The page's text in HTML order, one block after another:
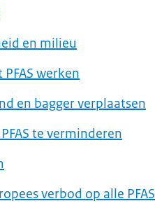
en milieu
werken
en bagger verplaatsen
te verminderen
verbod op alle PFAS